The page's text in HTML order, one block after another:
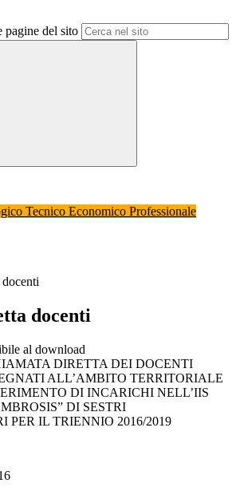
pagine del sito
Tecnico Economico Professionale
docenti
al download
DIRETTA DEI DOCENTI
ALL’AMBITO TERRITORIALE
DI INCARICHI NELL’IIS
DI SESTRI
PER IL TRIENNIO 2016/2019